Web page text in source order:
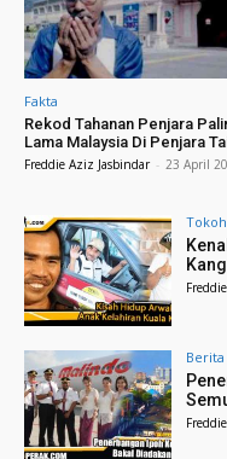
Fakta
Rekod Tahanan Penjara
Lama Malaysia Di Penjara
Freddie Aziz Jasbindar - 23 April
Tokoh
Berita